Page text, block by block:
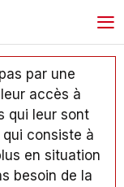
par une
accès à
qui leur sont
consiste à
en situation
besoin de la